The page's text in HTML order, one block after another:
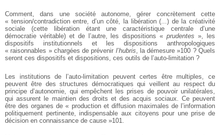
Comment, dans une société autonome, gérer concrètement cette
« tension/contradiction entre, d’un côté, la libération (...) de la créativité
sociale (cette libération étant une caractéristique centrale d’une
démocratie véritable) et de l’autre, les dispositions «prudentes », les
dispositifs institutionnels et les dispositions anthropologiques
« raisonnables » chargées de prévenir l’hubris, la démesure »100 ? Quels
seront ces dispositifs et dispositions, ces outils de l’auto-limitation ?
Les institutions de l’auto-limitation peuvent certes être multiples, ce
peuvent être des structures démocratiques qui veillent au respect du
principe d’autonomie, qui empêchent les prises de pouvoir unilatérales,
qui assurent le maintien des droits et des acquis sociaux. Ce peuvent
être des organes de « production et diffusion maximales de l’information
politiquement pertinente, indispensable aux citoyens pour une prise de
décision en connaissance de cause »101.